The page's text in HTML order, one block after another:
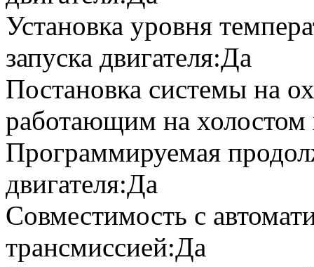
Установка уровня
запуска двигателя:Да
Постановка системы на
работающим на
Программируемая
двигателя:Да
Совместимость с
трансмиссией:Да